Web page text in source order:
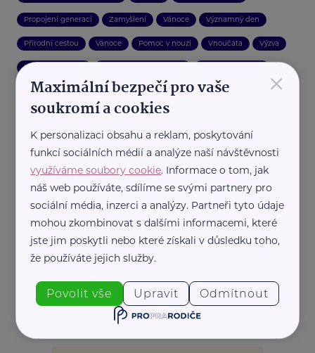
Propojení generací Zamyšlení Vánoce Významný den
Přírodní cestou Vánoce Pomoc v nouzi Vnoučata Výzva
Lázně a wellness
Velikonoce Reality Čtení Dárek ×
Maximální bezpečí pro vaše
soukromí a cookies
K personalizaci obsahu a reklam, poskytování
funkcí sociálních médií a analýze naší návštěvnosti
využíváme soubory cookie. Informace o tom, jak
náš web používáte, sdílíme se svými partnery pro
sociální média, inzerci a analýzy. Partneři tyto údaje
mohou zkombinovat s dalšími informacemi, které
jste jim poskytli nebo které získali v důsledku toho,
že používáte jejich služby.
Povolit vše Upravit Odmítnout